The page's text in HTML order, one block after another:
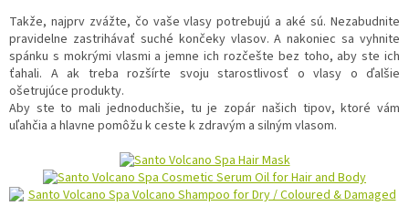
Takže, najprv zvážte, čo vaše vlasy potrebujú a aké sú. Nezabudnite
pravidelne zastrihávať suché končeky vlasov. A nakoniec sa vyhnite
spánku s mokrými vlasmi a jemne ich rozčešte bez toho, aby ste ich
ťahali. A ak treba rozšírte svoju starostlivosť o vlasy o ďalšie
ošetrujúce produkty.
Aby ste to mali jednoduchšie, tu je zopár našich tipov, ktoré vám
uľahčia a hlavne pomôžu k ceste k zdravým a silným vlasom.